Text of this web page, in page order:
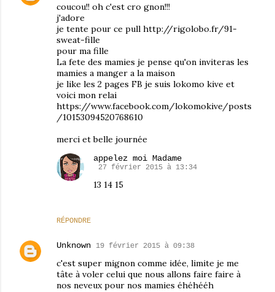
coucou!! oh c'est cro gnon!!!
j'adore
je tente pour ce pull http://rigolobo.fr/91-
sweat-fille
pour ma fille
La fete des mamies je pense qu'on inviteras les
mamies a manger a la maison
je like les 2 pages FB je suis lokomo kive et
voici mon relai
https://www.facebook.com/lokomokive/posts
/10153094520768610
merci et belle journée
RÉPONDRE
appelez moi Madame
27 février 2015 à 13:34
13 14 15
Unknown 19 février 2015 à 09:38
c'est super mignon comme idée, limite je me
tâte à voler celui que nous allons faire faire à
nos neveux pour nos mamies éhéhééh